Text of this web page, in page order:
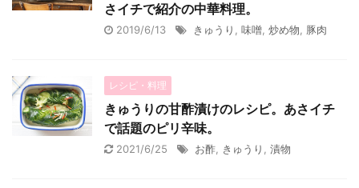
さイチで紹介の中華料理。
2019/6/13 きゅうり 味噌 炒め物 豚肉
レシピ・料理
きゅうりの甘酢漬けのレシピ。あさイチ
で話題のピリ辛味。
2021/6/25 お酢 きゅうり 漬物